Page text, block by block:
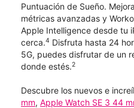
Puntuación de Sueño.
métricas avanzadas y
Apple Intelligence desde tu
cerca.4 Disfruta hasta 24
5G, puedes disfrutar de un
donde estés.2
Descubre los nuevos e
mm, Apple Watch SE 3 44